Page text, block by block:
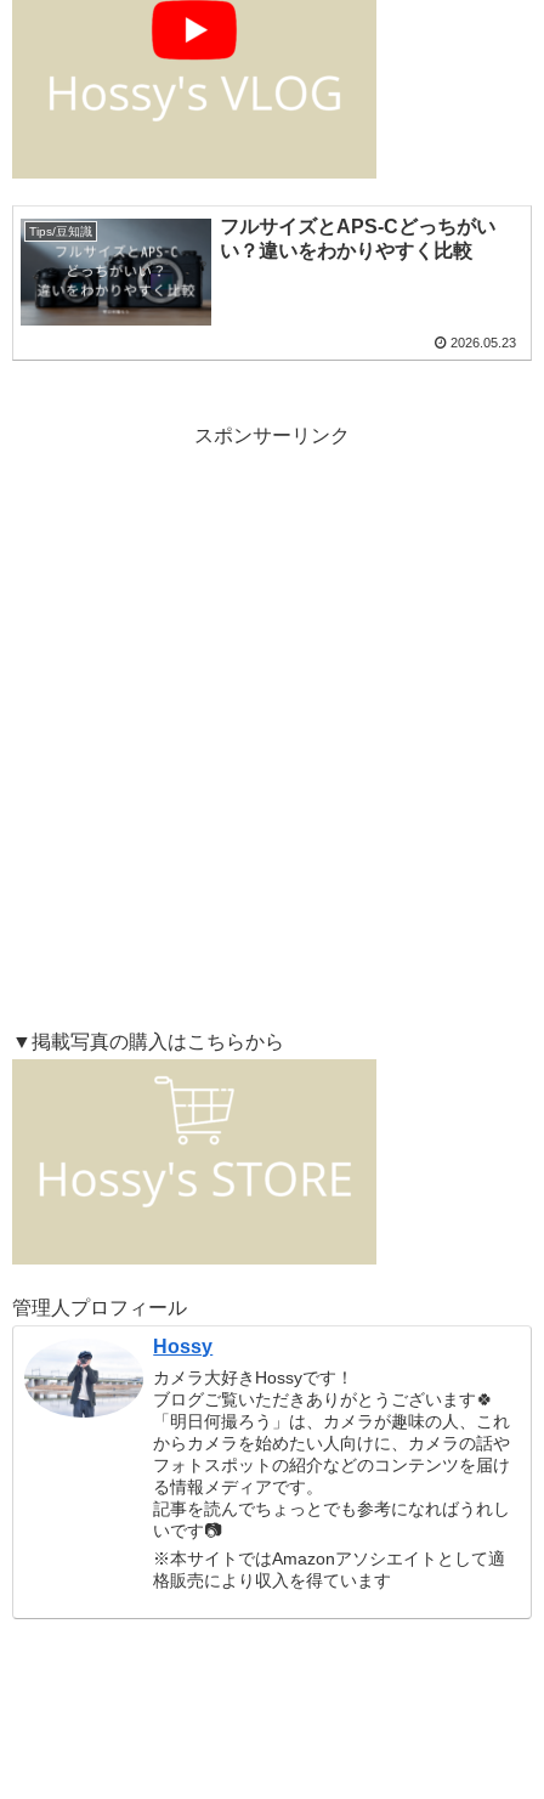
Tips/豆知識
フルサイズとAPS-Cどっちがい
い？違いをわかりやすく比較
2026.05.23
スポンサーリンク
▼掲載写真の購入はこちらから
管理人プロフィール
Hossy
カメラ大好きHossyです！
ブログご覧いただきありがとうございます🍀
「明日何撮ろう」は、カメラが趣味の人、これ
からカメラを始めたい人向けに、カメラの話や
フォトスポットの紹介などのコンテンツを届け
る情報メディアです。
記事を読んでちょっとでも参考になればうれし
いです📷
※本サイトではAmazonアソシエイトとして適
格販売により収入を得ています